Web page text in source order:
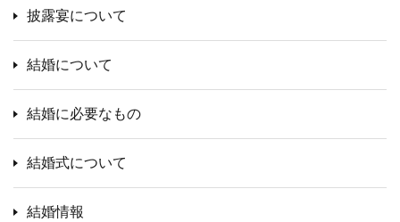
披露宴について
結婚について
結婚に必要なもの
結婚式について
結婚情報